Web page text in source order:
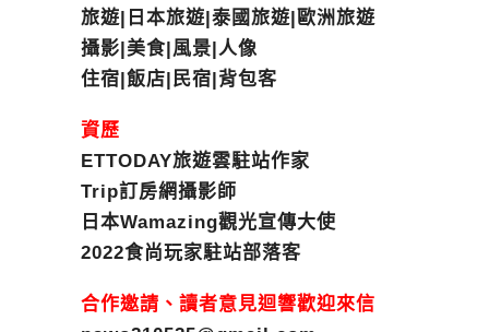
旅遊|日本旅遊|泰國旅遊|歐洲旅遊
攝影|美食|風景|人像
住宿|飯店|民宿|背包客
資歷
ETTODAY旅遊雲駐站作家
Trip訂房網攝影師
日本Wamazing觀光宣傳大使
2022食尚玩家駐站部落客
合作邀請、讀者意見迴響歡迎來信